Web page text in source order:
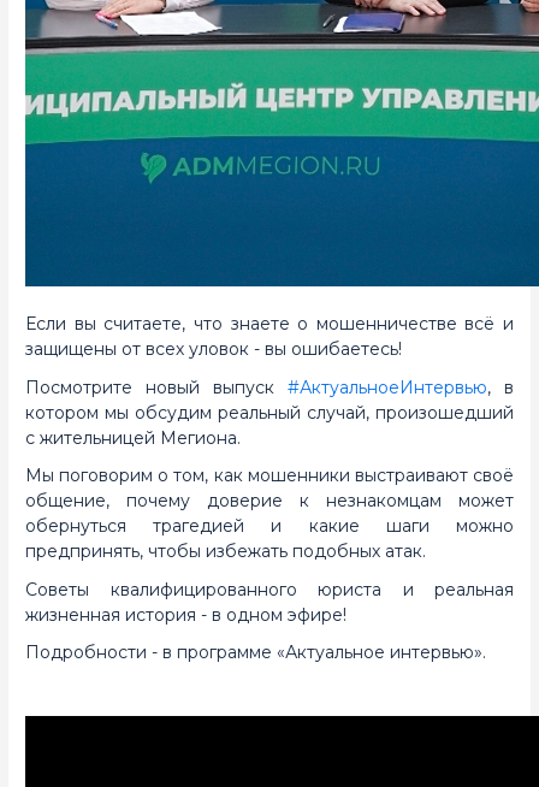
Если вы считаете, что знаете о мошенничестве всё и
защищены от всех уловок - вы ошибаетесь!
Посмотрите новый выпуск #АктуальноеИнтервью, в
котором мы обсудим реальный случай, произошедший
с жительницей Мегиона.
Мы поговорим о том, как мошенники выстраивают своё
общение, почему доверие к незнакомцам может
обернуться трагедией и какие шаги можно
предпринять, чтобы избежать подобных атак.
Советы квалифицированного юриста и реальная
жизненная история - в одном эфире!
Подробности - в программе «Актуальное интервью».